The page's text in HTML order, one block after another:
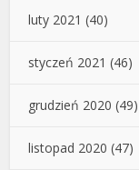
luty 2021 (40)
styczeń 2021 (46)
grudzień 2020 (49)
listopad 2020 (47)